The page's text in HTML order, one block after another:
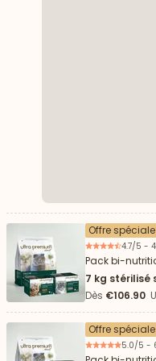
Offre spéciale
4.7/5 -
Pack bi-
7 kg stérilisé
Dès €106.90
Offre spéciale
5.0/5 -